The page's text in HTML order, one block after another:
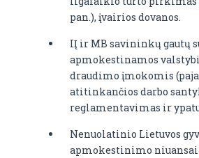
pan.), įvairios dovanos.
IĮ ir MB savininkų gautų
apmokestinamos
draudimo įmokomis
atitinkančios darbo
reglamentavimas ir
Nenuolatinio Lietuvos
apmokestinimo niuansai